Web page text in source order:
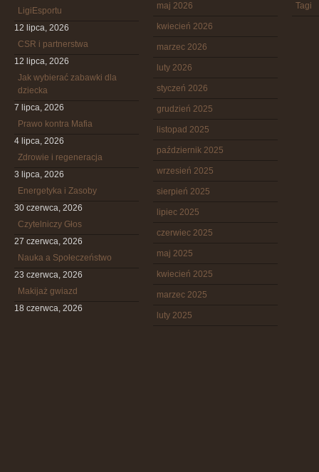
LigiEsportu
12 lipca, 2026
CSR i partnerstwa
12 lipca, 2026
Jak wybierać zabawki dla
dziecka
7 lipca, 2026
Prawo kontra Mafia
4 lipca, 2026
Zdrowie i regeneracja
3 lipca, 2026
Energetyka i Zasoby
30 czerwca, 2026
Czytelniczy Głos
27 czerwca, 2026
Nauka a Społeczeństwo
23 czerwca, 2026
Makijaż gwiazd
18 czerwca, 2026
maj 2026
kwiecień 2026
marzec 2026
luty 2026
styczeń 2026
grudzień 2025
listopad 2025
październik 2025
wrzesień 2025
sierpień 2025
lipiec 2025
czerwiec 2025
maj 2025
kwiecień 2025
marzec 2025
luty 2025
Tagi